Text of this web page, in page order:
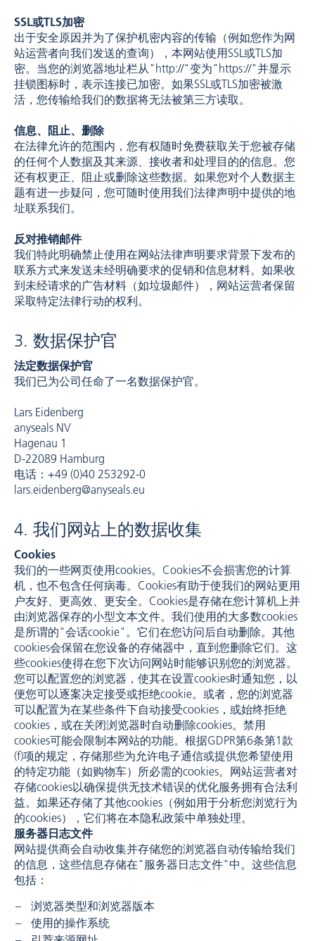
SSL或TLS加密
出于安全原因并为了保护机密内容的传输（例如您作为网
站运营者向我们发送的查询），本网站使用SSL或TLS加
密。当您的浏览器地址栏从"http://"变为"https://"并显示
挂锁图标时，表示连接已加密。如果SSL或TLS加密被激
活，您传输给我们的数据将无法被第三方读取。
信息、阻止、删除
在法律允许的范围内，您有权随时免费获取关于您被存储
的任何个人数据及其来源、接收者和处理目的的信息。您
还有权更正、阻止或删除这些数据。如果您对个人数据主
题有进一步疑问，您可随时使用我们法律声明中提供的地
址联系我们。
反对推销邮件
我们特此明确禁止使用在网站法律声明要求背景下发布的
联系方式来发送未经明确要求的促销和信息材料。如果收
到未经请求的广告材料（如垃圾邮件），网站运营者保留
采取特定法律行动的权利。
3. 数据保护官
法定数据保护官
我们已为公司任命了一名数据保护官。
Lars Eidenberg
anyseals NV
Hagenau 1
D-22089 Hamburg
电话：+49 (0)40 253292-0
lars.eidenberg@anyseals.eu
4. 我们网站上的数据收集
Cookies
我们的一些网页使用cookies。Cookies不会损害您的计算
机，也不包含任何病毒。Cookies有助于使我们的网站更用
户友好、更高效、更安全。Cookies是存储在您计算机上并
由浏览器保存的小型文本文件。我们使用的大多数cookies
是所谓的"会话cookie"。它们在您访问后自动删除。其他
cookies会保留在您设备的存储器中，直到您删除它们。这
些cookies使得在您下次访问网站时能够识别您的浏览器。
您可以配置您的浏览器，使其在设置cookies时通知您，以
便您可以逐案决定接受或拒绝cookie。或者，您的浏览器
可以配置为在某些条件下自动接受cookies，或始终拒绝
cookies，或在关闭浏览器时自动删除cookies。禁用
cookies可能会限制本网站的功能。根据GDPR第6条第1款
(f)项的规定，存储那些为允许电子通信或提供您希望使用
的特定功能（如购物车）所必需的cookies。网站运营者对
存储cookies以确保提供无技术错误的优化服务拥有合法利
益。如果还存储了其他cookies（例如用于分析您浏览行为
的cookies），它们将在本隐私政策中单独处理。
服务器日志文件
网站提供商会自动收集并存储您的浏览器自动传输给我们
的信息，这些信息存储在"服务器日志文件"中。这些信息
包括：
浏览器类型和浏览器版本
使用的操作系统